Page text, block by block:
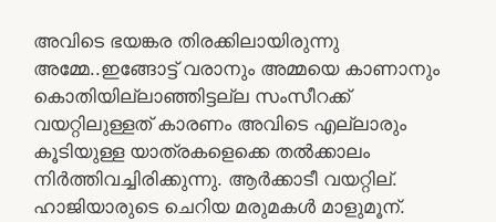
അവിടെ ഭയങ്കര തിരക്കിലായിരുന്നു
അമ്മേ..ഇങ്ങോട്ട് വരാനും അമ്മയെ കാണാനും
കൊതിയില്ലാഞ്ഞിട്ടല്ല സംസീറക്ക്
വയറ്റിലുള്ളത് കാരണം അവിടെ എല്ലാരും
കൂടിയുള്ള യാത്രകളെക്കെ തൽക്കാലം
നിർത്തിവച്ചിരിക്കുന്നു. ആർക്കാടീ വയറ്റില്.
ഹാജിയാരുടെ ചെറിയ മരുമകൾ മാളുമൂന്.